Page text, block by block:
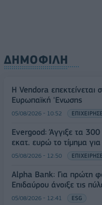
ΔΗΜΟΦΙΛΗ
Η Vendora επεκτείνεται
Ευρωπαϊκή 'Ενωσης
05/08/2026 - 10:52
Evergood: Άγγιξε τα
εκατ. ευρώ το τίμημα
05/08/2026 - 12:50
Alpha Bank: Για πρώτη
Επιδαύρου άνοιξε τις
05/08/2026 - 12:41 ESG